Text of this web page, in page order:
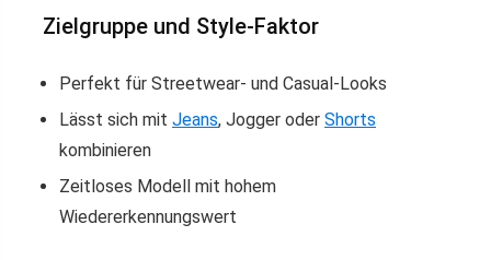
Zielgruppe und Style-Faktor
Perfekt für Streetwear- und Casual-Looks
Lässt sich mit Jeans, Jogger oder Shorts
kombinieren
Zeitloses Modell mit hohem
Wiedererkennungswert